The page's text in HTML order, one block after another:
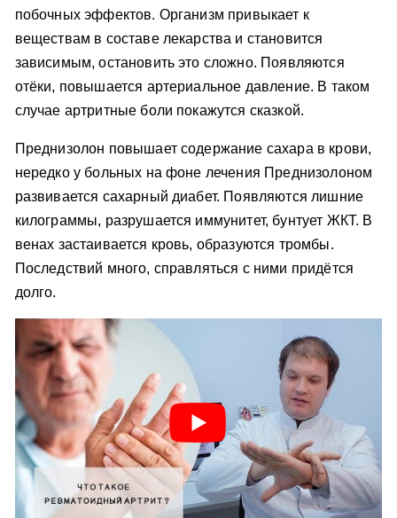
побочных эффектов. Организм привыкает к
веществам в составе лекарства и становится
зависимым, остановить это сложно. Появляются
отёки, повышается артериальное давление. В таком
случае артритные боли покажутся сказкой.
Преднизолон повышает содержание сахара в крови,
нередко у больных на фоне лечения Преднизолоном
развивается сахарный диабет. Появляются лишние
килограммы, разрушается иммунитет, бунтует ЖКТ. В
венах застаивается кровь, образуются тромбы.
Последствий много, справляться с ними придётся
долго.